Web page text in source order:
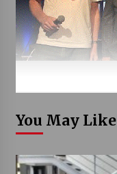
You May Like